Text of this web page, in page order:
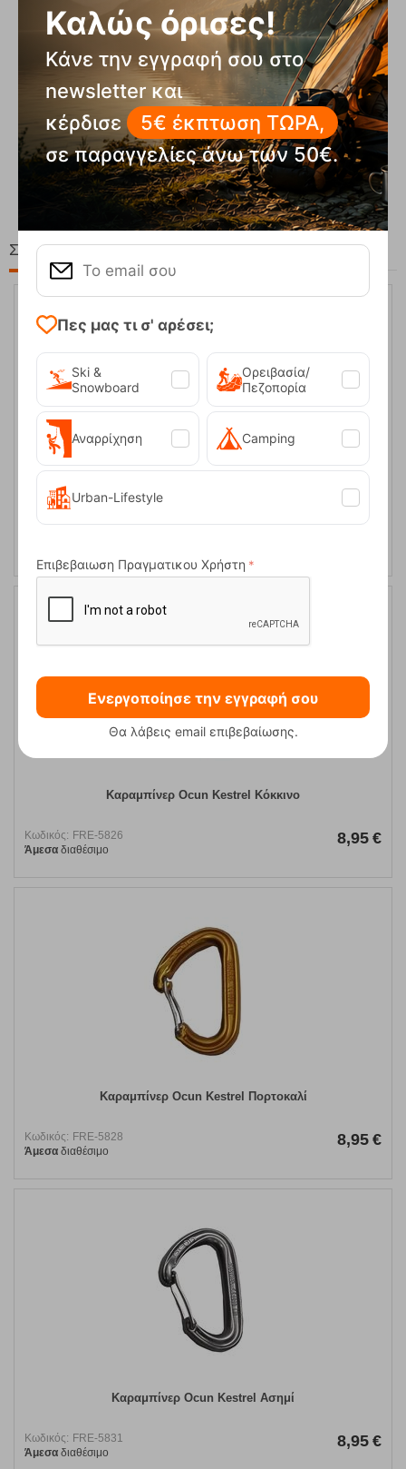
Compact Ocean Blue Τηλεσκοπικά Μπατόν Πεζ...
62,50 €
Στη ίδια Τιμή!
Καραμπίνερ Ocun Kestrel Πράσινο
Καραμπίνερ Ocun Kestrel Κόκκινο
Κωδικός: FRE-5826
Άμεσα διαθέσιμο
8,95 €
Καραμπίνερ Ocun Kestrel Πορτοκαλί
Κωδικός: FRE-5828
Άμεσα διαθέσιμο
8,95 €
Καραμπίνερ Ocun Kestrel Ασημί
Κωδικός: FRE-5831
Άμεσα διαθέσιμο
8,95 €
Καλώς όρισες!
Κάνε την εγγραφή σου στο
newsletter και
κέρδισε
5€ έκπτωση ΤΩΡΑ,
σε παραγγελίες άνω των 50€.
Πες μας τι σ' αρέσει;
Ski &
Snowboard
Ορειβασία/
Πεζοπορία
Αναρρίχηση Camping
Urban-Lifestyle
Επιβεβαιωση Πραγματικου Χρήστη
Ενεργοποίησε την εγγραφή σου
Θα λάβεις email επιβεβαίωσης.